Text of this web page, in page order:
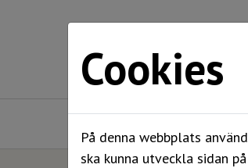
Cookies
På denna webbplats
ska kunna utveckla sidan